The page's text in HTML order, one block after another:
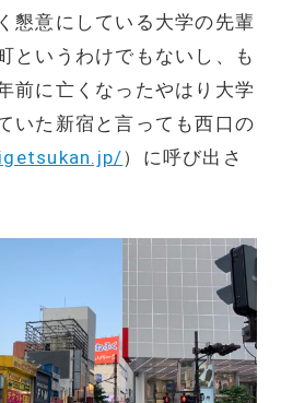
懇意にしている大学の先輩
というわけでもないし、も
前に亡くなったやはり大学
いた新宿と言っても西口の
）に呼び出さ